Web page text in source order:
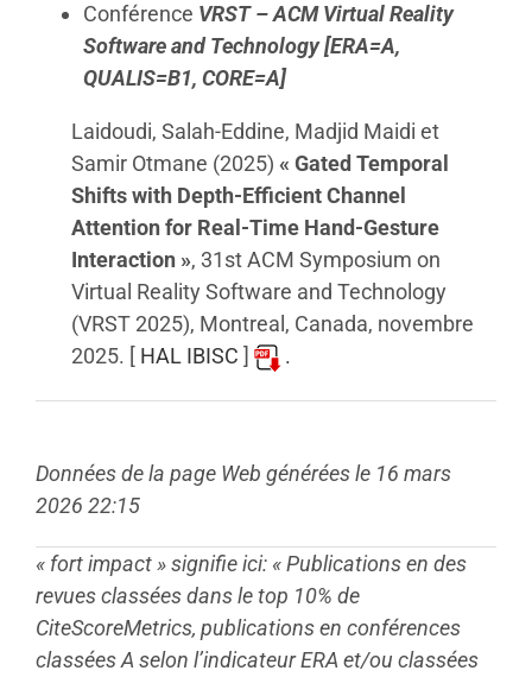
Conférence VRST – ACM Virtual Reality
Software and Technology [ERA=A,
QUALIS=B1, CORE=A]
Laidoudi, Salah-Eddine, Madjid Maidi et
Samir Otmane (2025) « Gated Temporal
Shifts with Depth-Efficient Channel
Attention for Real-Time Hand-Gesture
Interaction », 31st ACM Symposium on
Virtual Reality Software and Technology
(VRST 2025), Montreal, Canada, novembre
2025. [ HAL IBISC ] .
Données de la page Web générées le 16 mars
2026 22:15
« fort impact » signifie ici: « Publications en des
revues classées dans le top 10% de
CiteScoreMetrics, publications en conférences
classées A selon l’indicateur ERA et/ou classées